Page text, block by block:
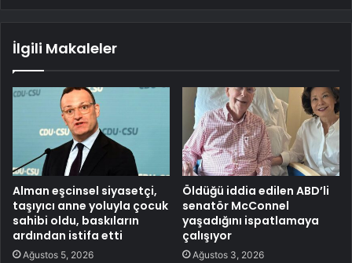
İlgili Makaleler
Alman eşcinsel siyasetçi,
taşıyıcı anne yoluyla çocuk
sahibi oldu, baskıların
ardından istifa etti
Ağustos 5, 2026
Öldüğü iddia edilen ABD’li
senatör McConnel
yaşadığını ispatlamaya
çalışıyor
Ağustos 3, 2026